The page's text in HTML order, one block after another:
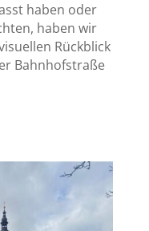
haben oder
haben wir
Rückblick
Bahnhofstraße